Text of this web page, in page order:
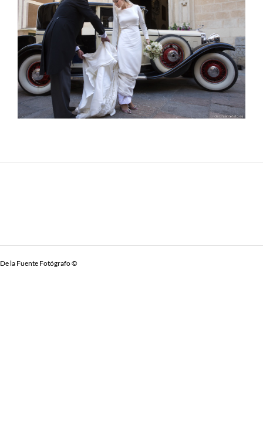
De la Fuente Fotógrafo ©